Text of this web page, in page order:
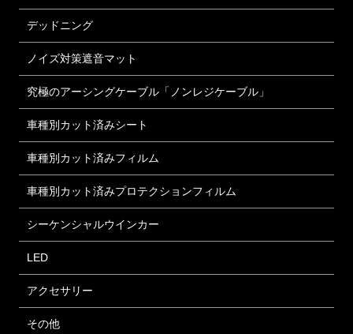
デッドニング
ノイズ対策遮音マット
究極のアーシングケーブル「ノンレジケーブル」
車種別カット済みシート
車種別カット済みフィルム
車種別カット済みプロテクションフィルム
シーケンシャルウインカー
LED
アクセサリー
その他